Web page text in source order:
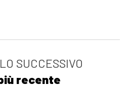
SUCCESSIVO
recente